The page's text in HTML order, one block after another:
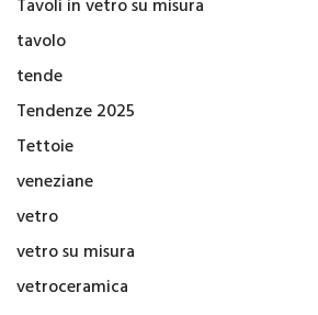
Tavoli in vetro su misura
tavolo
tende
Tendenze 2025
Tettoie
veneziane
vetro
vetro su misura
vetroceramica